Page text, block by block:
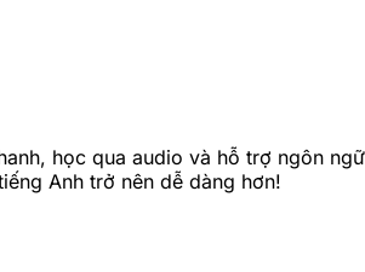
học qua audio và hỗ trợ ngôn ngữ
Anh trở nên dễ dàng hơn!